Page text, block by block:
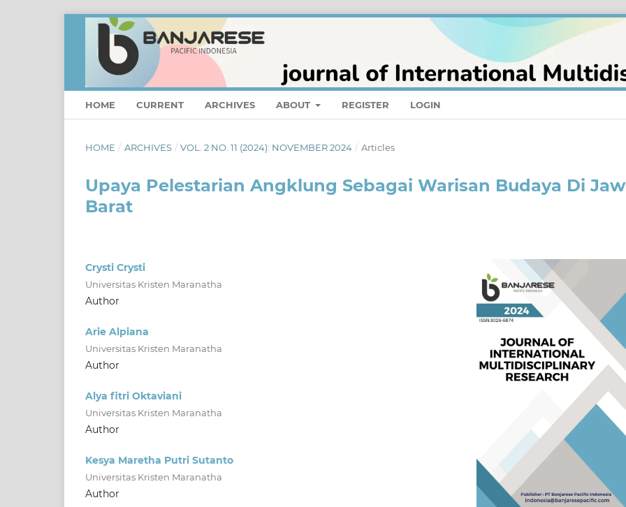
HOME CURRENT ARCHIVES ABOUT REGISTER LOGIN
HOME / ARCHIVES / VOL. 2 NO. 11 (2024): NOVEMBER 2024 / Articles
Upaya Pelestarian Angklung Sebagai Warisan Budaya Di
Barat
Crysti Crysti
Universitas Kristen Maranatha
Author
Arie Alpiana
Universitas Kristen Maranatha
Author
Alya fitri Oktaviani
Universitas Kristen Maranatha
Author
Kesya Maretha Putri Sutanto
Universitas Kristen Maranatha
Author